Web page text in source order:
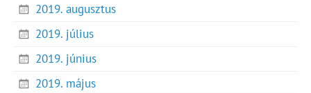
2019. augusztus
2019. július
2019. június
2019. május